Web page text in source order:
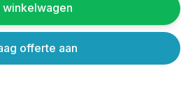
winkelwagen
offerte aan